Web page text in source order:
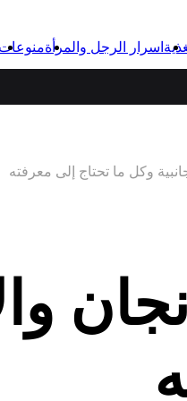
اسرار الرجل والمرأةمنوعات
وكل ما تحتاج إلى معرفته